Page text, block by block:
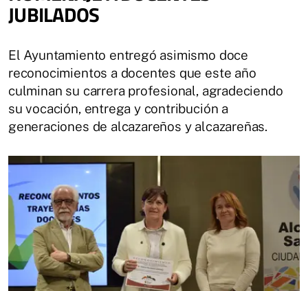
JUBILADOS
El Ayuntamiento entregó asimismo doce
reconocimientos a docentes que este año
culminan su carrera profesional, agradeciendo
su vocación, entrega y contribución a
generaciones de alcazareños y alcazareñas.